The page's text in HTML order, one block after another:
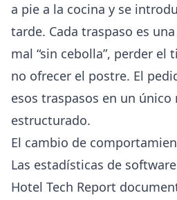
a pie a la cocina y se
tarde. Cada traspaso es
mal “sin cebolla”, perder
no ofrecer el postre. El
esos traspasos en un único
estructurado.
El cambio de
Las estadísticas de
Hotel Tech Report